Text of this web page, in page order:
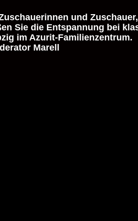
und
Sie die Entspannung bei
im Azurit-Familienzentrum.
Marell